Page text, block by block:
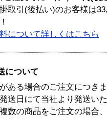
取引(後払い)のお客様は
について詳しくはこちら
について
ある場合のご注文につき
送日にて当社より発送い
数の商品をご注文の場合